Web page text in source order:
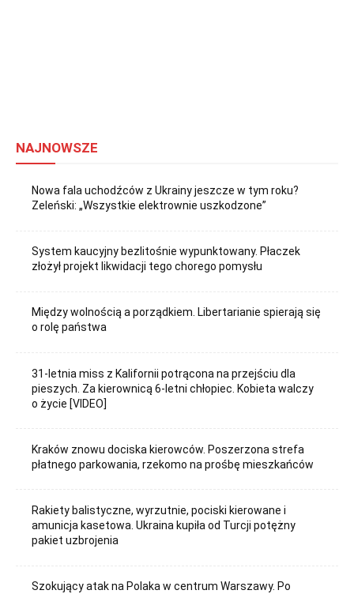
NAJNOWSZE
Nowa fala uchodźców z Ukrainy jeszcze w tym roku?
Zeleński: „Wszystkie elektrownie uszkodzone”
System kaucyjny bezlitośnie wypunktowany. Płaczek
złożył projekt likwidacji tego chorego pomysłu
Między wolnością a porządkiem. Libertarianie spierają się
o rolę państwa
31-letnia miss z Kalifornii potrącona na przejściu dla
pieszych. Za kierownicą 6-letni chłopiec. Kobieta walczy
o życie [VIDEO]
Kraków znowu dociska kierowców. Poszerzona strefa
płatnego parkowania, rzekomo na prośbę mieszkańców
Rakiety balistyczne, wyrzutnie, pociski kierowane i
amunicja kasetowa. Ukraina kupiła od Turcji potężny
pakiet uzbrojenia
Szokujący atak na Polaka w centrum Warszawy. Po